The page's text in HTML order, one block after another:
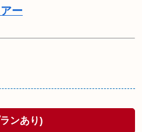
ー
ンあり)